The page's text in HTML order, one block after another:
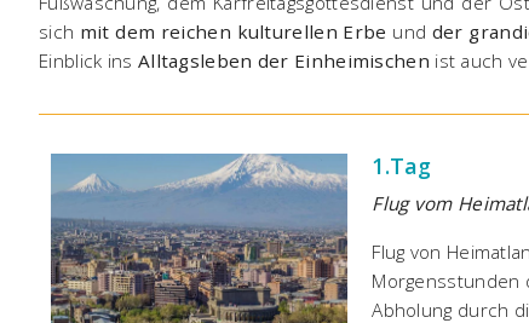
sich mit dem reichen kulturellen Erbe und der
Einblick ins Alltagsleben der Einheimischen ist auch
1.Tag
Flug vom
Flug von
Morgensstunden
Abholung durch